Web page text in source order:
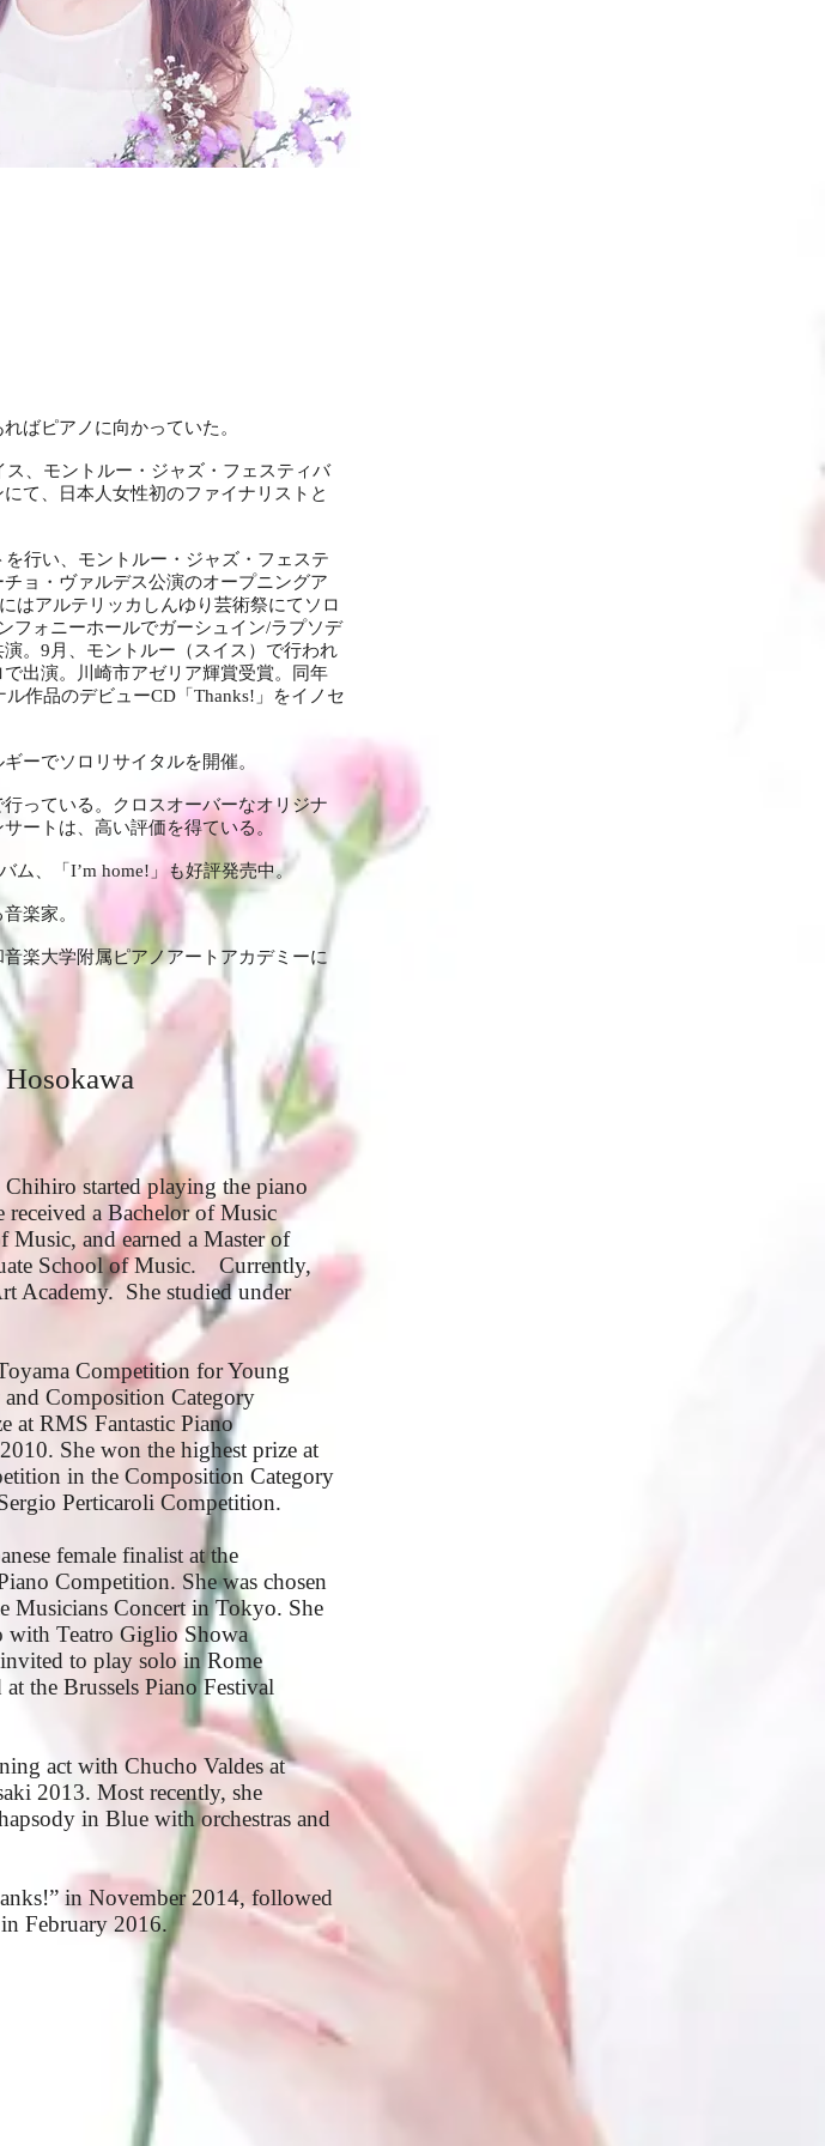
started playing the piano
received a Bachelor of Music
and earned a Master of
School of Music. Currently,
Academy. She studied under
Competition for Young
Composition Category
at RMS Fantastic Piano
She won the highest prize at
in the Composition Category
Perticaroli Competition.
female finalist at the
Competition. She was chosen
Musicians Concert in Tokyo. She
with Teatro Giglio Showa
to play solo in Rome
the Brussels Piano Festival
act with Chucho Valdes at
2013. Most recently, she
in Blue with orchestras and
in November 2014, followed
February 2016.
ばピアノに向かっていた。
、モントルー・ジャズ・フェスティバ
て、日本人女性初のファイナリストと
行い、モントルー・ジャズ・フェステ
ョ・ヴァルデス公演のオープニングア
はアルテリッカしんゆり芸術祭にてソロ
フォニーホールでガーシュイン/ラプソデ
。9月、モントルー（スイス）で行われ
出演。川崎市アゼリア輝賞受賞。同年
作品のデビューCD「Thanks!」をイノセ
ーでソロリサイタルを開催。
っている。クロスオーバーなオリジナ
ートは、高い評価を得ている。
ム、「I’m home!」も好評発売中。
楽家。
楽大学附属ピアノアートアカデミーに